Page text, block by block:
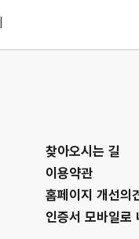
찾아오시는 길
이용약관
홈페이지 개선의
인증서 모바일로